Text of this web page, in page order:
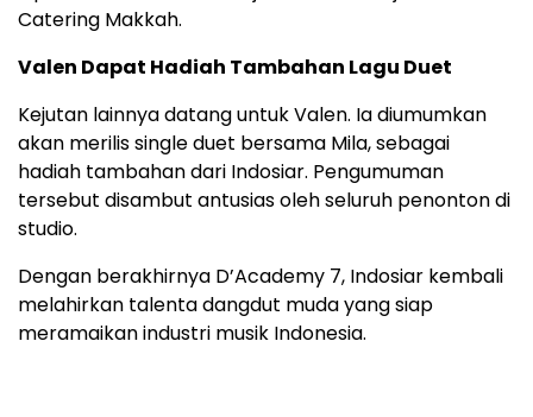
Catering Makkah.
Valen Dapat Hadiah Tambahan Lagu Duet
Kejutan lainnya datang untuk Valen. Ia diumumkan
akan merilis single duet bersama Mila, sebagai
hadiah tambahan dari Indosiar. Pengumuman
tersebut disambut antusias oleh seluruh penonton di
studio.
Dengan berakhirnya D’Academy 7, Indosiar kembali
melahirkan talenta dangdut muda yang siap
meramaikan industri musik Indonesia.